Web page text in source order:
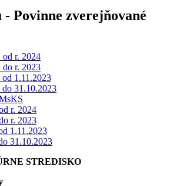
- Povinne zverejňované
r. 2024
r. 2023
1.11.2023
31.10.2023
r. 2024
r. 2023
1.11.2023
31.10.2023
STREDISKO